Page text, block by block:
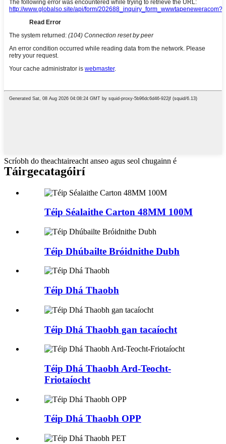
Scríobh do theachtaireacht anseo agus seol chugainn é
Táirgecatagóirí
Téip Séalaithe Carton 48MM 100M
Téip Dhúbailte Bróidnithe Dubh
Téip Dhá Thaobh
Téip Dhá Thaobh gan tacaíocht
Téip Dhá Thaobh Ard-Teocht-
Friotaíocht
Téip Dhá Thaobh OPP